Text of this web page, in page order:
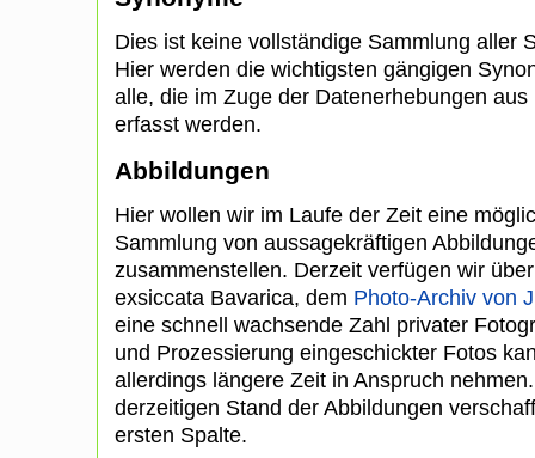
Dies ist keine vollständige Sammlung aller
Hier werden die wichtigsten gängigen
alle, die im Zuge der Datenerhebungen
erfasst werden.
Abbildungen
Hier wollen wir im Laufe der Zeit eine
Sammlung von aussagekräftigen
zusammenstellen. Derzeit verfügen wir
exsiccata Bavarica, dem Photo-Archiv von
eine schnell wachsende Zahl privater
und Prozessierung eingeschickter Fotos
allerdings längere Zeit in Anspruch
derzeitigen Stand der Abbildungen
ersten Spalte.